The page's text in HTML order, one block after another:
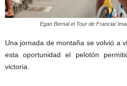
Egan Bernal el Tour de Francia/
Una jornada de montaña se volvió a
esta oportunidad el pelotón
victoria.